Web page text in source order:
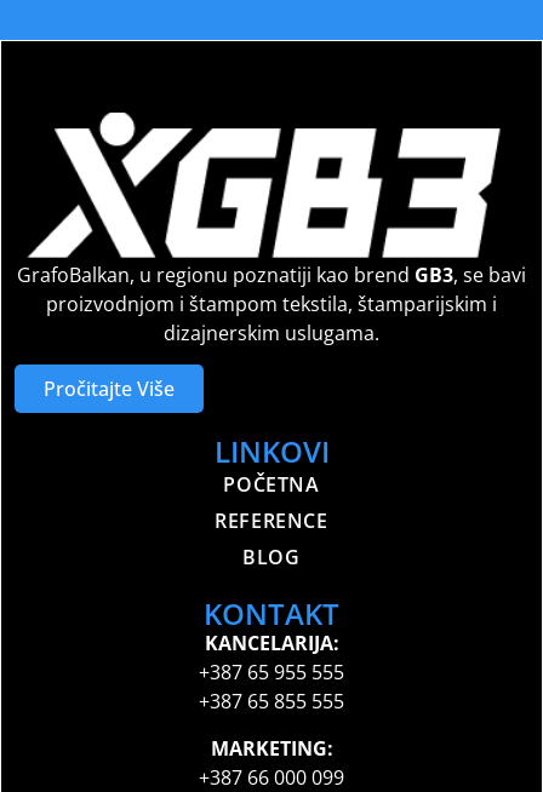
GrafoBalkan, u regionu poznatiji kao brend GB3, se bavi
proizvodnjom i štampom tekstila, štamparijskim i
dizajnerskim uslugama.
Pročitajte Više
LINKOVI
POČETNA
REFERENCE
BLOG
KONTAKT
KANCELARIJA:
+387 65 955 555
+387 65 855 555
MARKETING:
+387 66 000 099